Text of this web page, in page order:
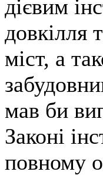
дієвим
довкілля
міст, а
мав би
Законі
повному